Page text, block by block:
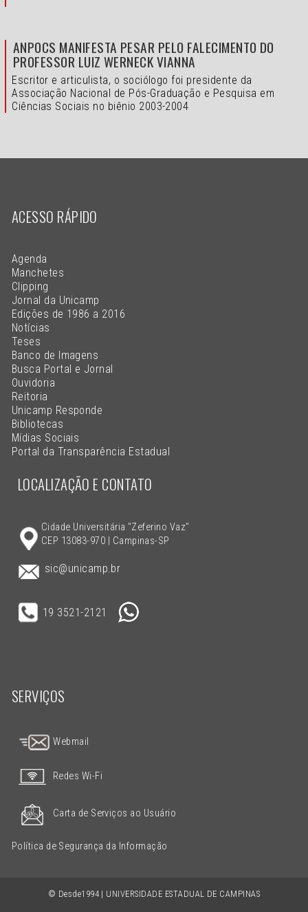
ANPOCS MANIFESTA PESAR PELO FALECIMENTO DO
PROFESSOR LUIZ WERNECK VIANNA
Escritor e articulista, o sociólogo foi presidente da
Associação Nacional de Pós-Graduação e Pesquisa em
Ciências Sociais no biênio 2003-2004
© Desde1994 | UNIVERSIDADE ESTADUAL DE CAMPINAS
ACESSO RÁPIDO
Agenda
Manchetes
Clipping
Jornal da Unicamp
Edições de 1986 a 2016
Notícias
Teses
Banco de Imagens
Busca Portal e Jornal
Ouvidoria
Reitoria
Unicamp Responde
Bibliotecas
Mídias Sociais
Portal da Transparência Estadual
LOCALIZAÇÃO E CONTATO
Cidade Universitária "Zeferino Vaz"
CEP 13083-970 | Campinas-SP
sic@unicamp.br
19 3521-2121
SERVIÇOS
Webmail
Redes Wi-Fi
Carta de Serviços ao Usuário
Política de Segurança da Informação